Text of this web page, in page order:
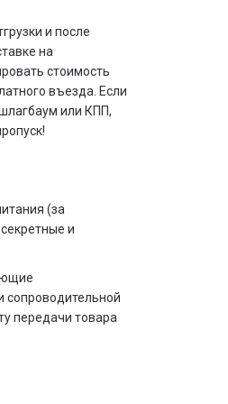
и после
на
стоимость
въезда. Если
или КПП,
(за
и
сопроводительной
передачи товара